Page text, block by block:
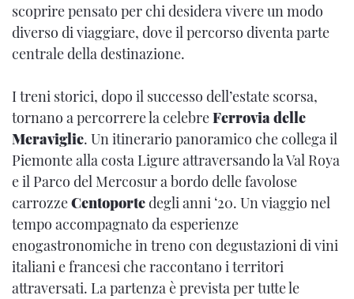
scoprire pensato per chi desidera vivere un modo
diverso di viaggiare, dove il percorso diventa parte
centrale della destinazione.
I treni storici, dopo il successo dell’estate scorsa,
tornano a percorrere la celebreFerrovia delle
Meraviglie. Un itinerario panoramico che collega il
Piemonte alla costa Ligure attraversando la Val Roya
e il Parco del Mercosur a bordo delle favolose
carrozzeCentoportedegli anni ‘20. Un viaggio nel
tempo accompagnato da esperienze
enogastronomiche in treno con degustazioni di vini
italiani e francesi che raccontano i territori
attraversati. La partenza è prevista per tutte le